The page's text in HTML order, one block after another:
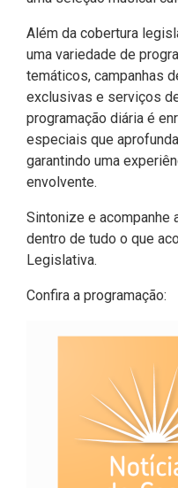
Centro de Estudos e
Estratégicas (CEAE)
Controladoria
Concursos e
Seletivos
Tecnologia da
Assessoria Jurídica e
Institucionais
Coordenadoria de
Cerimonial
Comitê de Imprensa
Assistência Social
Escola Superior do
Cearense (Unipace)
Escritório Frei Tito
Instituto de Estudos e
Pesquisas Sobre o
Inesp
Malce - Memorial da
Deputado Pontes Neto
Procuradoria Especial
Sala do Empreendedor
Indústria,
Econômico e Comércio
Infância e
Juventude
Meio Ambiente,
Climáticas e
Orçamento, Finanças e
Tributação
Previdência Social e
Trabalho,
Serviço Publico
Turismo e Serviços
Além da cobertura
uma variedade de
temáticos, campanhas
exclusivas e serviços
programação diária é
especiais que
garantindo uma
envolvente.
Sintonize e acompanhe
dentro de tudo o que
Legislativa.
Confira a programação: